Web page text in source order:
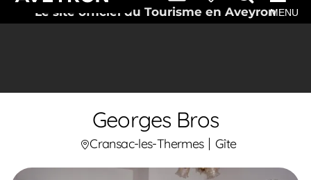
Le site officiel du Tourisme en AveyronMENU
Georges Bros
Cransac-les-Thermes Gîte